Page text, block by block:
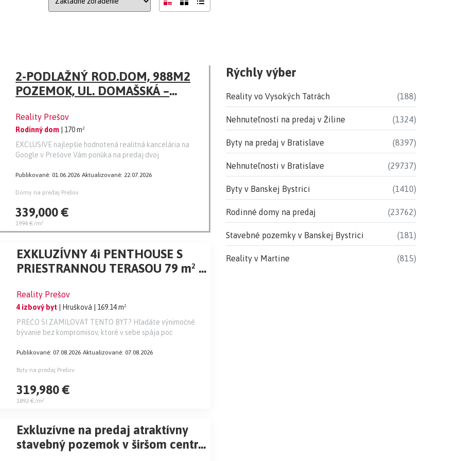
2-PODLAŽNÝ ROD.DOM, 988M2
POZEMOK, UL. DOMAŠSKÁ –
Reality Prešov
Rodinný dom
| 170 m²
EXCLUSIVE najlepšie hodnotená realitná kancelária na
Google v Prešove Vám ponúka na predaj dvoj
Publikované: 01.06.2026 Aktualizované: 22.07.2026
Domy na predaj Prešov
339,000 €
1994 €/m²
EXKLUZÍVNY 4i PENTHOUSE S
PRIESTRANNOU TERASOU 79 m² |
Reality Prešov
4 izbový byt | Hrušková
| 169.14 m²
PREČO SI ZAMILOVAŤ TENTO BYT? Hľadáte výnimočné
bývanie bez kompromisov, ktoré v sebe spája poc
Publikované: 07.08.2026 Aktualizované: 07.08.2026
Byty na predaj Prešov
319,980 €
1892 €/m²
Exkluzívne na predaj atraktívny
stavebný pozemok v širšom centre
Rýchly výber
Reality vo Vysokých Tatrách (188)
Nehnuteľností na predaj v Žiline (1324)
Byty na predaj v Bratislave (8397)
Nehnuteľnosti v Bratislave (29737)
Byty v Banskej Bystrici (1410)
Rodinné domy na predaj (23762)
Stavebné pozemky v Banskej Bystrici (181)
Reality v Martine (815)